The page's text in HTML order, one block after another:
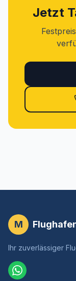
Jetzt
M
Ihr zuverlässiger